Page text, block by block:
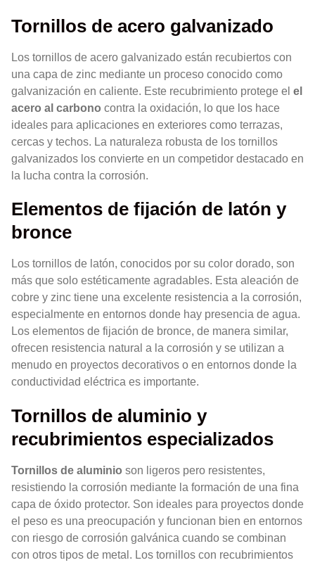
Tornillos de acero galvanizado
Los tornillos de acero galvanizado están recubiertos con
una capa de zinc mediante un proceso conocido como
galvanización en caliente. Este recubrimiento protege el el
acero al carbono contra la oxidación, lo que los hace
ideales para aplicaciones en exteriores como terrazas,
cercas y techos. La naturaleza robusta de los tornillos
galvanizados los convierte en un competidor destacado en
la lucha contra la corrosión.
Elementos de fijación de latón y
bronce
Los tornillos de latón, conocidos por su color dorado, son
más que solo estéticamente agradables. Esta aleación de
cobre y zinc tiene una excelente resistencia a la corrosión,
especialmente en entornos donde hay presencia de agua.
Los elementos de fijación de bronce, de manera similar,
ofrecen resistencia natural a la corrosión y se utilizan a
menudo en proyectos decorativos o en entornos donde la
conductividad eléctrica es importante.
Tornillos de aluminio y
recubrimientos especializados
Tornillos de aluminio son ligeros pero resistentes,
resistiendo la corrosión mediante la formación de una fina
capa de óxido protector. Son ideales para proyectos donde
el peso es una preocupación y funcionan bien en entornos
con riesgo de corrosión galvánica cuando se combinan
con otros tipos de metal. Los tornillos con recubrimientos